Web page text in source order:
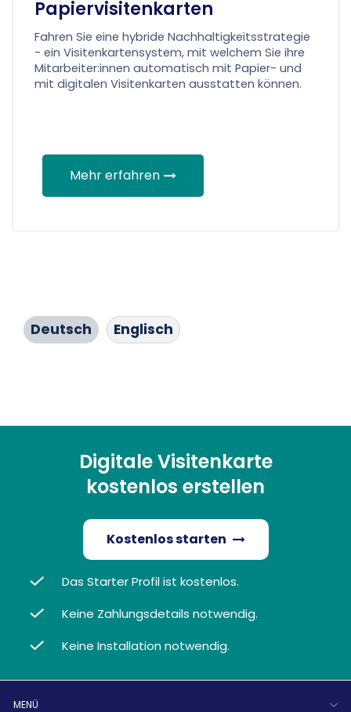
Papiervisitenkarten
Fahren Sie eine hybride Nachhaltigkeitsstrategie
- ein Visitenkartensystem, mit welchem Sie ihre
Mitarbeiter:innen automatisch mit Papier- und
mit digitalen Visitenkarten ausstatten können.
Mehr erfahren
Deutsch Englisch
Digitale Visitenkarte
kostenlos erstellen
Kostenlos starten
Das Starter Profil ist kostenlos.
Keine Zahlungsdetails notwendig.
Keine Installation notwendig.
MENÜ